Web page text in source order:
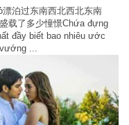
泊过东南西北西北东南
载了多少憧憬Chứa đựng
đầy biết bao nhiêu ước
...